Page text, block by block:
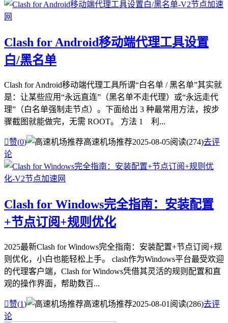
Clash for Android移动端代理工具设置
白/黑名单
Clash for Android移动端代理工具所谓“白名单 / 黑名单”其实就
是：让某些应用“永远直连”（黑名单不走代理）或“永远走代
理”（白名单强制走节点）。下面给出 3 种最常用方法，按步
骤截图就能做完，无需 ROOT。 方法 1 利...
赞(0) 高速机场推荐2025-08-05阅读(274)去评
论
Clash for Windows完全指南：安装配置
+节点订阅+规则优化
2025最新Clash for Windows完全指南：安装配置+节点订阅+规
则优化，小白也能轻松上手。 clash作为Windows平台最受欢迎
的代理客户端，Clash for Windows凭借其灵活的规则配置和直
观的操作界面，帮助数百...
赞(1) 高速机场推荐2025-08-01 阅读(286)去评
论